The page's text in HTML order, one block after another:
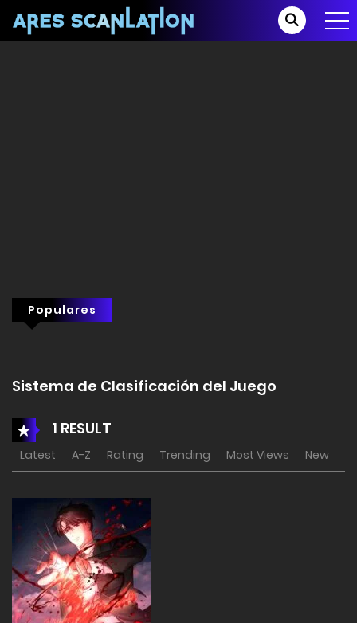
Populares
Sistema de Clasificación del Juego
1 RESULT
Latest A-Z Rating Trending Most Views New